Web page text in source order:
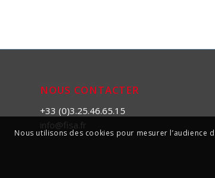
NOUS CONTACTER
+33 (0)3.25.46.65.15
info@fisa.fr
Nous utilisons des cookies pour mesurer l’audience